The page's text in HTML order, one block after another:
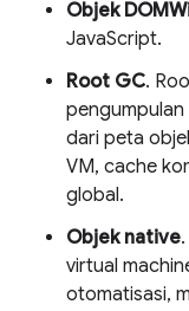
Objek
JavaScript.
Root GC.
dari peta
VM, cache
global.
Objek native
virtual
otomatisasi,